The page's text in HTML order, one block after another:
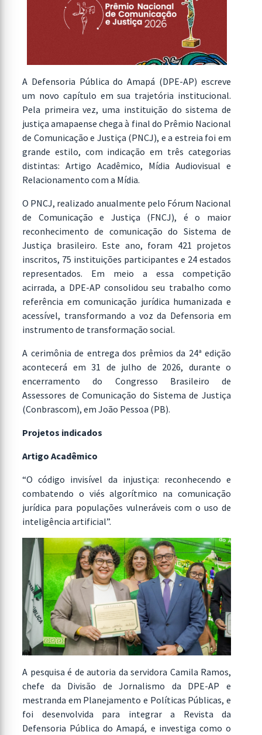
A Defensoria Pública do Amapá (DPE-AP) escreve
um novo capítulo em sua trajetória institucional.
Pela primeira vez, uma instituição do sistema de
justiça amapaense chega à final do Prêmio Nacional
de Comunicação e Justiça (PNCJ), e a estreia foi em
grande estilo, com indicação em três categorias
distintas: Artigo Acadêmico, Mídia Audiovisual e
Relacionamento com a Mídia.
O PNCJ, realizado anualmente pelo Fórum Nacional
de Comunicação e Justiça (FNCJ), é o maior
reconhecimento de comunicação do Sistema de
Justiça brasileiro. Este ano, foram 421 projetos
inscritos, 75 instituições participantes e 24 estados
representados. Em meio a essa competição
acirrada, a DPE-AP consolidou seu trabalho como
referência em comunicação jurídica humanizada e
acessível, transformando a voz da Defensoria em
instrumento de transformação social.
A cerimônia de entrega dos prêmios da 24ª edição
acontecerá em 31 de julho de 2026, durante o
encerramento do Congresso Brasileiro de
Assessores de Comunicação do Sistema de Justiça
(Conbrascom), em João Pessoa (PB).
Projetos indicados
Artigo Acadêmico
“O código invisível da injustiça: reconhecendo e
combatendo o viés algorítmico na comunicação
jurídica para populações vulneráveis com o uso de
inteligência artificial”.
A pesquisa é de autoria da servidora Camila Ramos,
chefe da Divisão de Jornalismo da DPE-AP e
mestranda em Planejamento e Políticas Públicas, e
foi desenvolvida para integrar a Revista da
Defensoria Pública do Amapá, e investiga como o